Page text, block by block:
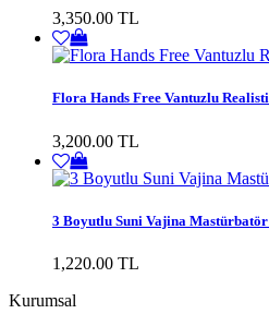
3,350.00 TL
Flora Hands Free Vantuzlu
3,200.00 TL
3 Boyutlu Suni Vajina
1,220.00 TL
Kurumsal